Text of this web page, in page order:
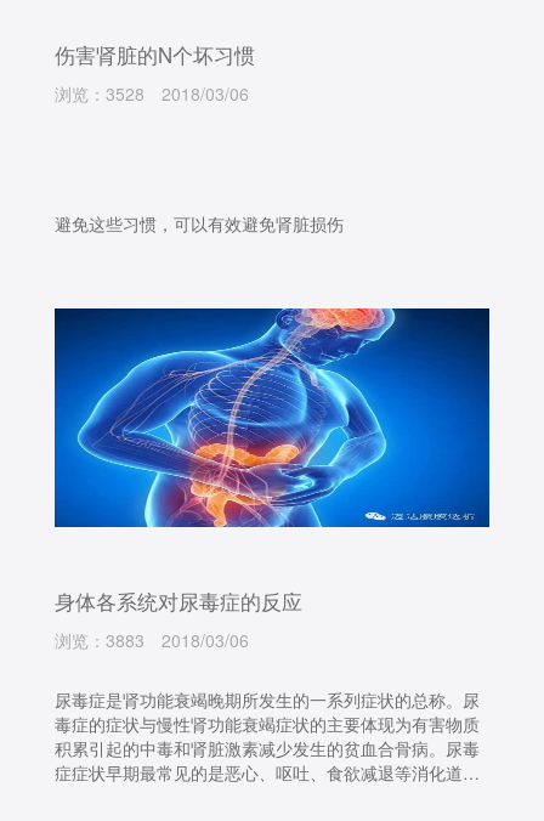
伤害肾脏的N个坏习惯
浏览：3528 2018/03/06
避免这些习惯，可以有效避免肾脏损伤
身体各系统对尿毒症的反应
浏览：3883 2018/03/06
尿毒症是肾功能衰竭晚期所发生的一系列症状的总称。尿
毒症的症状与慢性肾功能衰竭症状的主要体现为有害物质
积累引起的中毒和肾脏激素减少发生的贫血合骨病。尿毒
症症状早期最常见的是恶心、呕吐、食欲减退等消化道症